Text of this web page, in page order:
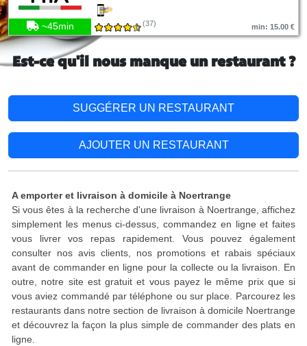
~45min (37) min: 15.00 €
Est-ce qu'il nous manque un restaurant ?
SUGGÉRER UN RESTAURANT
AJOUTER UN RESTAURANT
A emporter et livraison à domicile à Noertrange
Si vous êtes à la recherche d'une livraison à Noertrange, affichez
simplement les menus ci-dessus, commandez en ligne et faites
vous livrer vos repas rapidement. Vous pouvez également
consulter nos avis clients, nos promotions et rabais spéciaux
avant de commander en ligne pour la collecte ou la livraison. En
outre, notre site est gratuit et vous payez le même prix que si
vous aviez commandé par téléphone ou sur place. Parcourez les
restaurants dans notre section de livraison à domicile Noertrange
et découvrez la façon la plus simple de commander des plats en
ligne.